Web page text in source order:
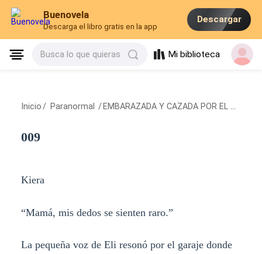
Buenovela
Descarga el libro gratis en la app
Descargar
Busca lo que quieras Mi biblioteca
Inicio / Paranormal / EMBARAZADA Y CAZADA POR EL ALFA MOTERO
009
Kiera
“Mamá, mis dedos se sienten raro.”
La pequeña voz de Eli resonó por el garaje donde